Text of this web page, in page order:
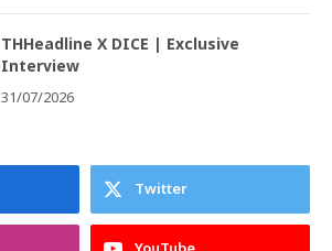
THHeadline X DICE | Exclusive
Interview
31/07/2026
Twitter